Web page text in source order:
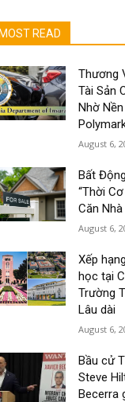
MOST READ
Thương
Tài Sản
Nhờ
August 6,
Bất
“Thời
Căn
August 6,
Xếp
học tại
Trường
Lâu dài
August 6,
Bầu cử
Steve
Becerra